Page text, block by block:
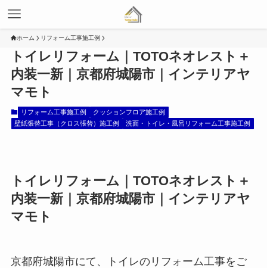
ホーム リフォーム工事施工例
トイレリフォーム｜TOTOネオレスト＋
内装一新｜京都府城陽市｜インテリアヤ
マモト
リフォーム工事施工例
クッションフロア施工例
壁紙張替工事（クロス張替）施工例
洗面・トイレ・風呂リフォーム工事施工例
トイレリフォーム｜TOTOネオレスト＋
内装一新｜京都府城陽市｜インテリアヤ
マモト
京都府城陽市にて、トイレのリフォーム工事をご